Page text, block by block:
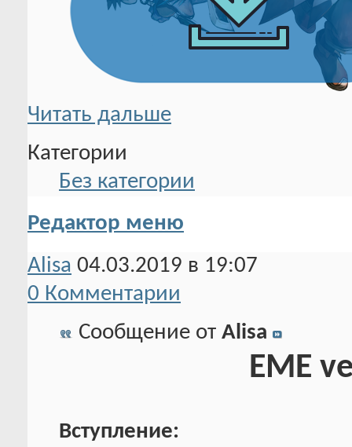
Читать дальше
Категории
Без категории
Редактор меню
Alisa 04.03.2019 в 19:07
0 Комментарии
Сообщение от Alisa
EME
Вступление: